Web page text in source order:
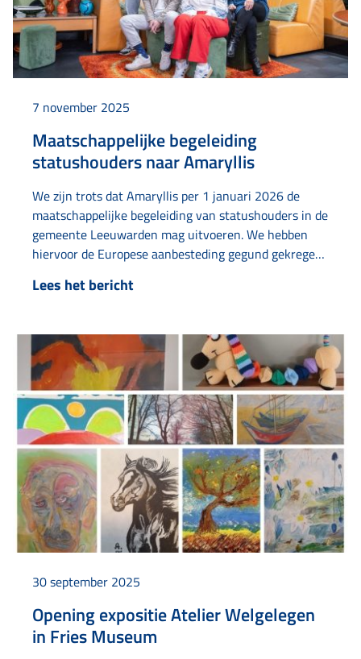
7 november 2025
Maatschappelijke begeleiding
statushouders naar Amaryllis
We zijn trots dat Amaryllis per 1 januari 2026 de
maatschappelijke begeleiding van statushouders in de
gemeente Leeuwarden mag uitvoeren. We hebben
hiervoor de Europese aanbesteding gegund gekregen.
een (tijdelijke) verblijfsvergunning heeft gekregen in
Nederland te blijven…
Lees het bericht
30 september 2025
Opening expositie Atelier Welgelegen
in Fries Museum